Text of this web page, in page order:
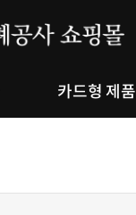
카드형 제품